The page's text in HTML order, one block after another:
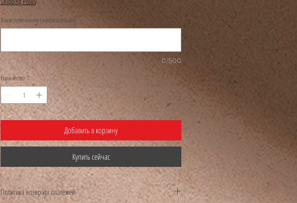
Ваши пожелания (необязательно)
0/500
Количество *
Добавить в корзину
Купить сейчас
Политика возврата платежей